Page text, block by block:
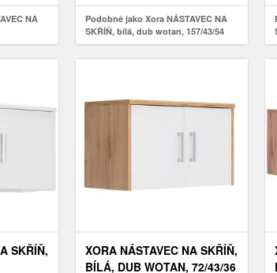
NA
Podobně jako Xora NÁSTAVEC NA
SKŘÍŇ, bílá, dub wotan, 157/43/54
cm
SKŘÍŇ,
XORA NÁSTAVEC NA SKŘÍŇ,
BÍLÁ, DUB WOTAN, 72/43/36